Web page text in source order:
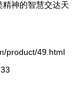
神的智慧交达天
product/49.html